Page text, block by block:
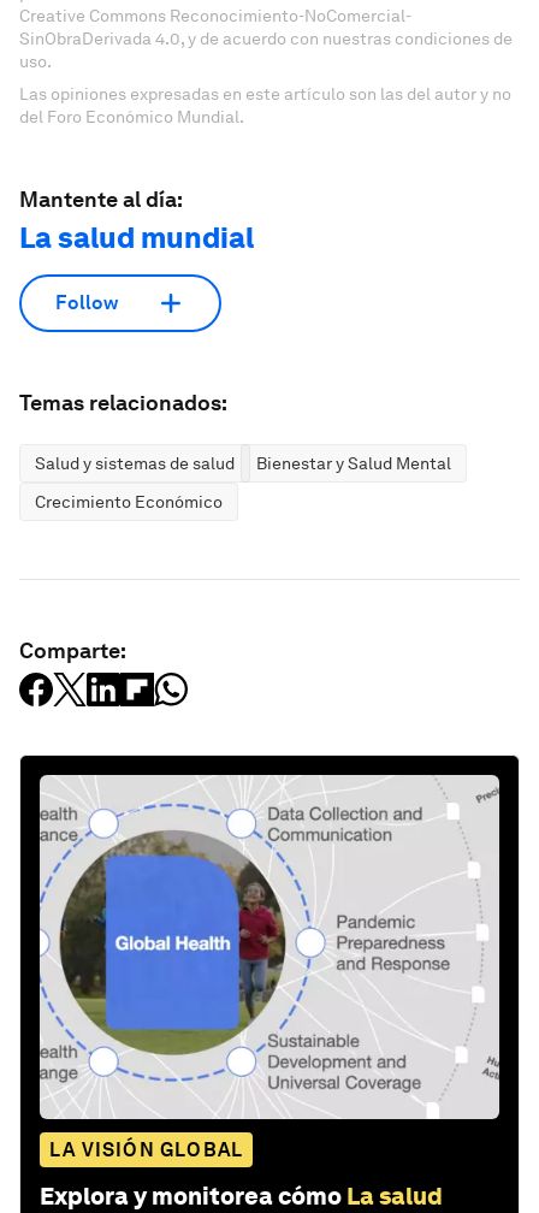
Creative Commons Reconocimiento-NoComercial-
SinObraDerivada 4.0, y de acuerdo con nuestras condiciones de
uso.
Las opiniones expresadas en este artículo son las del autor y no
del Foro Económico Mundial.
Mantente al día:
La salud mundial
Follow
Temas relacionados:
Salud y sistemas de salud
Bienestar y Salud Mental
Crecimiento Económico
Comparte:
LA VISIÓN GLOBAL
Explora y monitorea cómo La salud